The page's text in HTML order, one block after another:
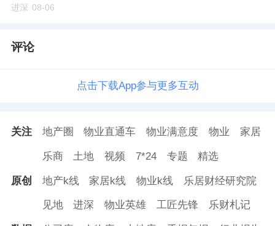
进深 08-06
评论
点击下载App参与更多互动
关注 地产圈 物业直通车 物业满意度 物业 家居
乐商 土地 视频 7*24 专题 精选
原创 地产k线 家居k线 物业k线 乐居财经研究院
见地 进深 物业英雄 工匠先锋 乐财札记